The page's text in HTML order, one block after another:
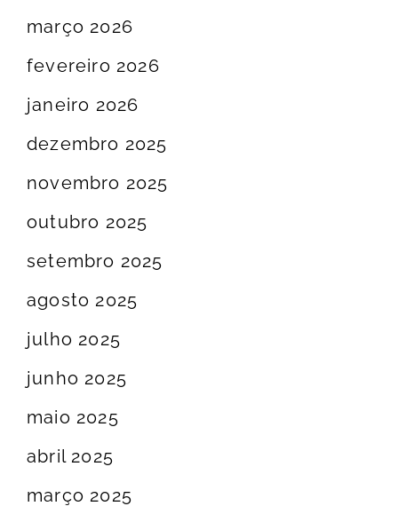
março 2026
fevereiro 2026
janeiro 2026
dezembro 2025
novembro 2025
outubro 2025
setembro 2025
agosto 2025
julho 2025
junho 2025
maio 2025
abril 2025
março 2025